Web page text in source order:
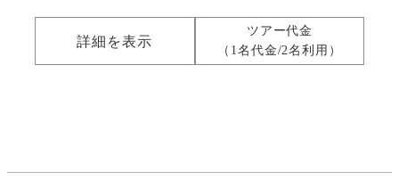
詳細を表示
ツアー代金
（1名代金/2名利用）